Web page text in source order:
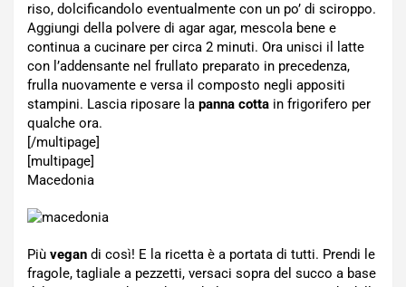
riso, dolcificandolo eventualmente con un po’ di sciroppo.
Aggiungi della polvere di agar agar, mescola bene e
continua a cucinare per circa 2 minuti. Ora unisci il latte
con l’addensante nel frullato preparato in precedenza,
frulla nuovamente e versa il composto negli appositi
stampini. Lascia riposare la panna cotta in frigorifero per
qualche ora.
[/multipage]
[multipage]
Macedonia
Più vegan di così! E la ricetta è a portata di tutti. Prendi le
fragole, tagliale a pezzetti, versaci sopra del succo a base